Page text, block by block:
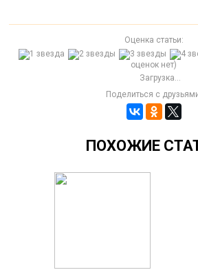
Оценка статьи:
оценок нет)
Загрузка...
Поделиться с
ПОХОЖИЕ